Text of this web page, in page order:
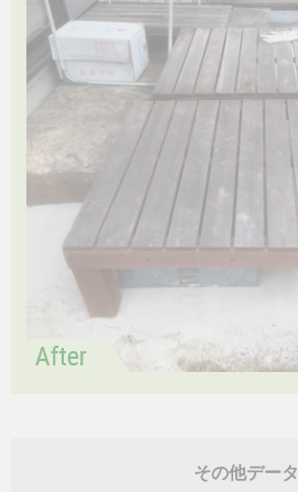
その他データ